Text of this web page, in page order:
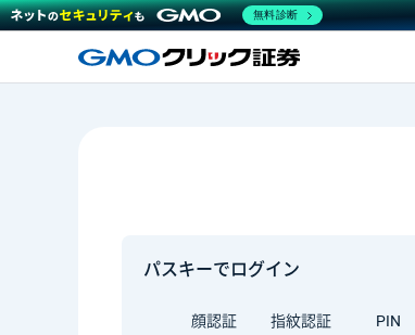
パスキーでログイン
顔認証 指紋認証
PIN
無料診断